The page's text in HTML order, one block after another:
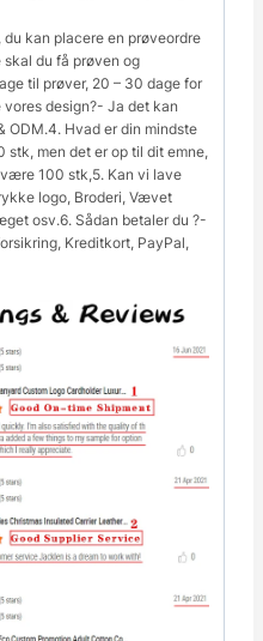
kan placere en prøveordre
du få prøven og
til prøver, 20 – 30 dage for
design?- Ja det kan
ODM.4. Hvad er din mindste
men det er op til dit emne,
100 stk,5. Kan vi lave
logo, Broderi, Vævet
osv.6. Sådan betaler du ?-
Kreditkort, PayPal,